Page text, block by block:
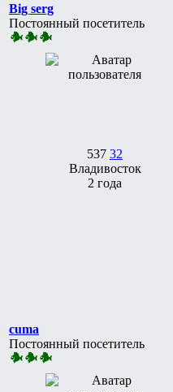
Big serg
Постоянный посетитель
537 32
Владивосток
2 года
cuma
Постоянный посетитель